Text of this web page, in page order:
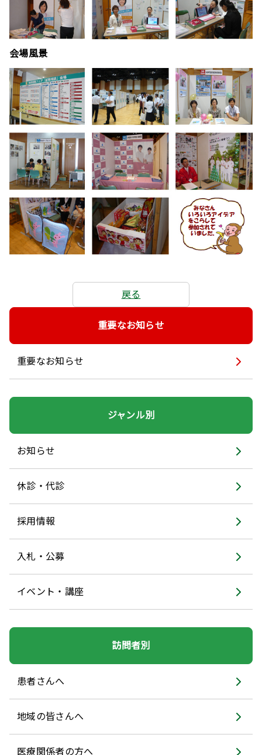
会場風景
戻る
重要なお知らせ
重要なお知らせ
ジャンル別
お知らせ
休診・代診
採用情報
入札・公募
イベント・講座
訪問者別
患者さんへ
地域の皆さんへ
医療関係者の方へ